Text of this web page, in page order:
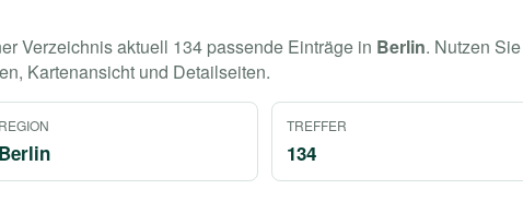
Verzeichnis aktuell 134 passende Einträge in Berlin. Nutzen Sie
Kartenansicht und Detailseiten.
REGION
Berlin
TREFFER
134